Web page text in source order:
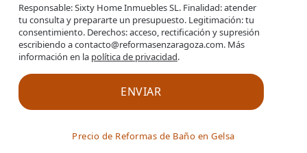
Responsable: Sixty Home Inmuebles SL. Finalidad: atender
tu consulta y prepararte un presupuesto. Legitimación: tu
consentimiento. Derechos: acceso, rectificación y supresión
escribiendo a contacto@reformasenzaragoza.com. Más
información en la política de privacidad.
Precio de Reformas de Baño en Gelsa